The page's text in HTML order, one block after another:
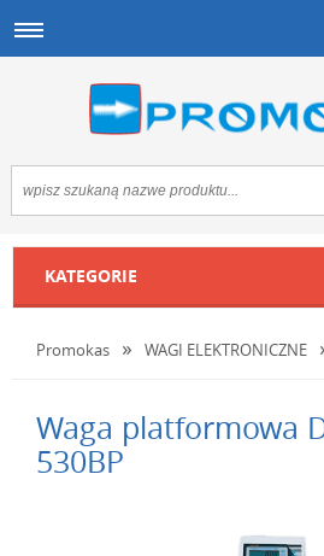
KATEGORIE
Promokas WAGI ELEKTRONICZNE
Waga platformowa
530BP